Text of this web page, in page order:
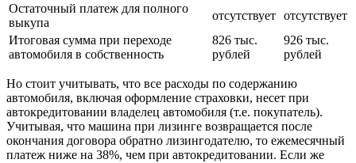
Остаточный платеж для полного
выкупа
отсутствует отсутствует
Итоговая сумма при переходе
автомобиля в собственность
826 тыс.
рублей
926 тыс.
рублей
Но стоит учитывать, что все расходы по содержанию
автомобиля, включая оформление страховки, несет при
автокредитовании владелец автомобиля (т.е. покупатель).
Учитывая, что машина при лизинге возвращается после
окончания договора обратно лизингодателю, то ежемесячный
платеж ниже на 38%, чем при автокредитовании. Если же